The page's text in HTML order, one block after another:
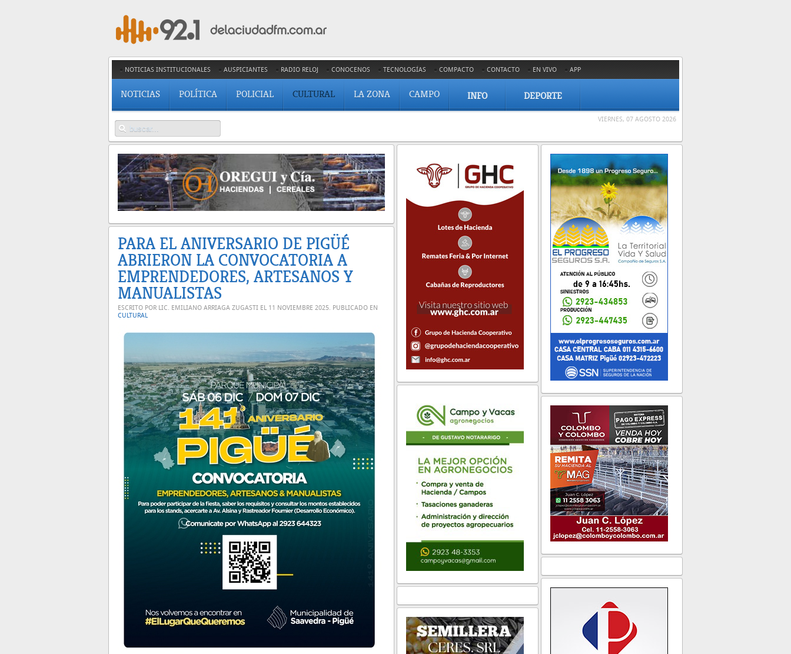
NOTICIAS INSTITUCIONALES AUSPICIANTES RADIO RELOJ CONOCENOS TECNOLOGÍAS COMPACTO CONTACTO EN VIVO APP
NOTICIAS POLÍTICA POLICIAL CULTURAL LA ZONA CAMPO INFO DEPORTE
VIERNES, 07 AGOSTO 2026
PARA EL ANIVERSARIO DE PIGÜÉ
ABRIERON LA CONVOCATORIA A
EMPRENDEDORES, ARTESANOS Y
MANUALISTAS
ESCRITO POR LIC. EMILIANO ARRIAGA ZUGASTI EL 11 NOVIEMBRE 2025. PUBLICADO EN
CULTURAL